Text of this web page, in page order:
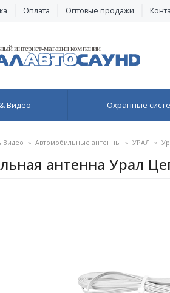
Оплата Оптовые продажи
Видео Охранные
Видео » Автомобильные антенны » УРАЛ »
антенна Урал